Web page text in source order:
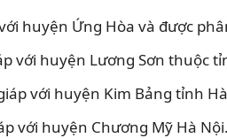
huyện Ứng Hòa và được
với huyện Lương Sơn thuộc
với huyện Kim Bảng tỉnh
với huyện Chương Mỹ Hà